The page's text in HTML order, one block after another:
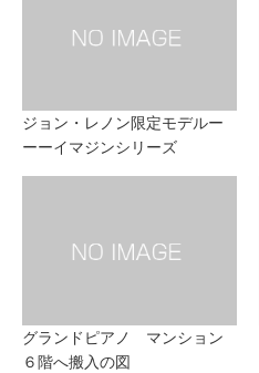
ジョン・レノン限定モデルー
ーーイマジンシリーズ
グランドピアノ マンション
６階へ搬入の図